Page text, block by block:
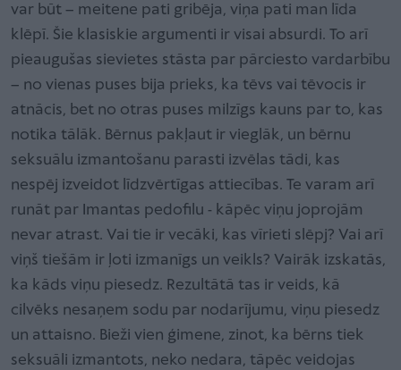
var būt – meitene pati gribēja, viņa pati man līda
klēpī. Šie klasiskie argumenti ir visai absurdi. To arī
pieaugušas sievietes stāsta par pārciesto vardarbību
– no vienas puses bija prieks, ka tēvs vai tēvocis ir
atnācis, bet no otras puses milzīgs kauns par to, kas
notika tālāk. Bērnus pakļaut ir vieglāk, un bērnu
seksuālu izmantošanu parasti izvēlas tādi, kas
nespēj izveidot līdzvērtīgas attiecības. Te varam arī
runāt par Imantas pedofilu - kāpēc viņu joprojām
nevar atrast. Vai tie ir vecāki, kas vīrieti slēpj? Vai arī
viņš tiešām ir ļoti izmanīgs un veikls? Vairāk izskatās,
ka kāds viņu piesedz. Rezultātā tas ir veids, kā
cilvēks nesaņem sodu par nodarījumu, viņu piesedz
un attaisno. Bieži vien ģimene, zinot, ka bērns tiek
seksuāli izmantots, neko nedara, tāpēc veidojas